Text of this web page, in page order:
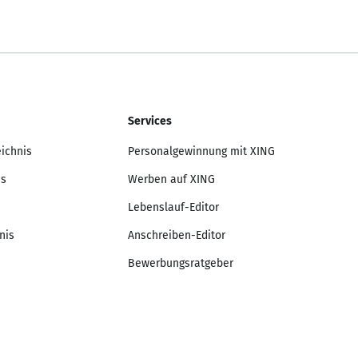
Services
Personalgewinnung mit XING
Werben auf XING
Lebenslauf-Editor
Anschreiben-Editor
Bewerbungsratgeber